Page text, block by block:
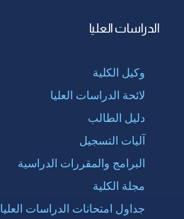
الدراسات العليا
وكيل الكلية
لائحة الدراسات العليا
دليل الطالب
آليات التسجيل
البرامج والمقررات الدراسية
مجلة الكلية
جداول امتحانات الدراسات العليا